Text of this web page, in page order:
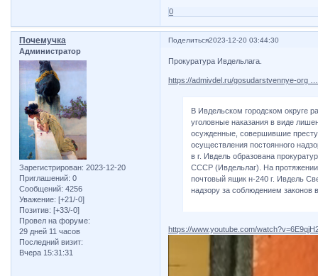
0
Поделиться2023-12-20 03:44:30
Почемучка
Администратор
Зарегистрирован: 2023-12-20
Приглашений: 0
Сообщений: 4256
Уважение: [+21/-0]
Позитив: [+33/-0]
Провел на форуме:
29 дней 11 часов
Последний визит:
Вчера 15:31:31
Прокуратура Ивдельлага.
https://admivdel.ru/gosudarstvennye-org
В Ивдельском городском округе
уголовные наказания в виде
осужденные, совершившие
осуществления постоянного
в г. Ивдель образована
СССР (Ивдельлаг). На протяжении
почтовый ящик н-240 г. Ивдель
надзору за соблюдением законов
https://www.youtube.com/